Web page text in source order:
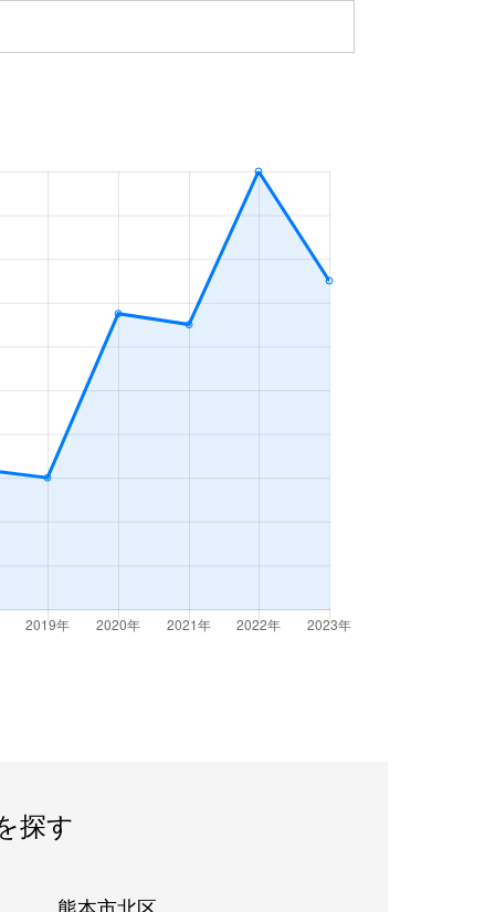
探す